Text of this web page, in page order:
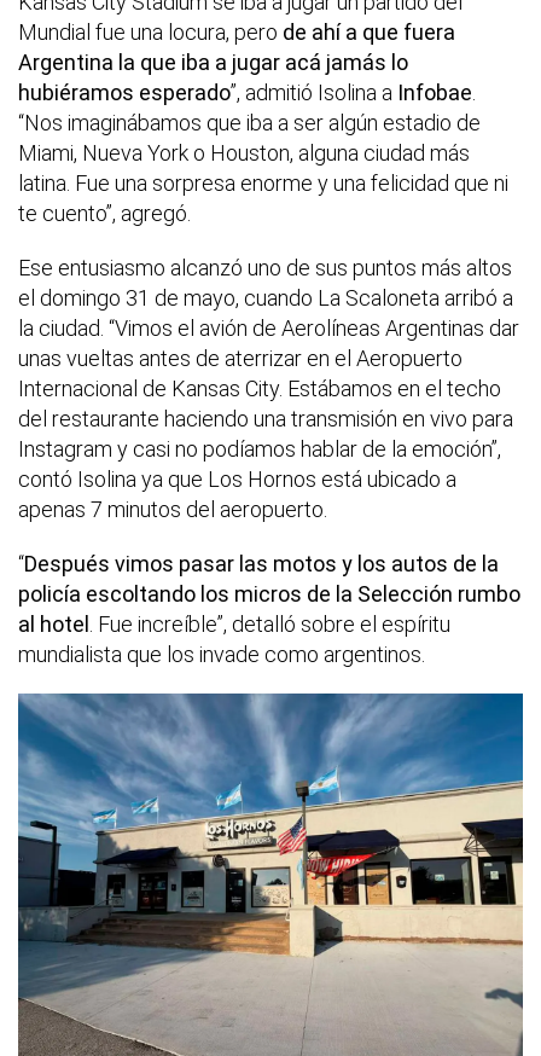
Mundial fue una locura, pero de ahí a que fuera
Argentina la que iba a jugar acá jamás lo
hubiéramos esperado”, admitió Isolina a Infobae
“Nos imaginábamos que iba a ser algún estadio de
Miami, Nueva York o Houston, alguna ciudad más
latina. Fue una sorpresa enorme y una felicidad que ni
te cuento”, agregó.
Ese entusiasmo alcanzó uno de sus puntos más altos
el domingo 31 de mayo, cuando La Scaloneta arribó a
la ciudad. “Vimos el avión de Aerolíneas Argentinas dar
unas vueltas antes de aterrizar en el Aeropuerto
Internacional de Kansas City. Estábamos en el techo
del restaurante haciendo una transmisión en vivo para
Instagram y casi no podíamos hablar de la emoción”,
contó Isolina ya que Los Hornos está ubicado a
apenas 7 minutos del aeropuerto.
“Después vimos pasar las motos y los autos de la
policía escoltando los micros de la Selección rumbo
al hotel . Fue increíble”, detalló sobre el espíritu
mundialista que los invade como argentinos.